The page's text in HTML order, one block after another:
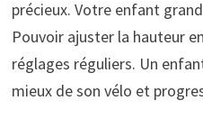
précieux. Votre enfant
Pouvoir ajuster la hauteur
réglages réguliers. Un
mieux de son vélo et